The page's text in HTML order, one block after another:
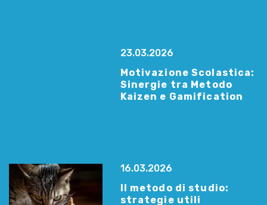
23.03.2026
Motivazione Scolastica:
Sinergie tra Metodo
Kaizen e Gamification
16.03.2026
Il metodo di studio:
strategie utili